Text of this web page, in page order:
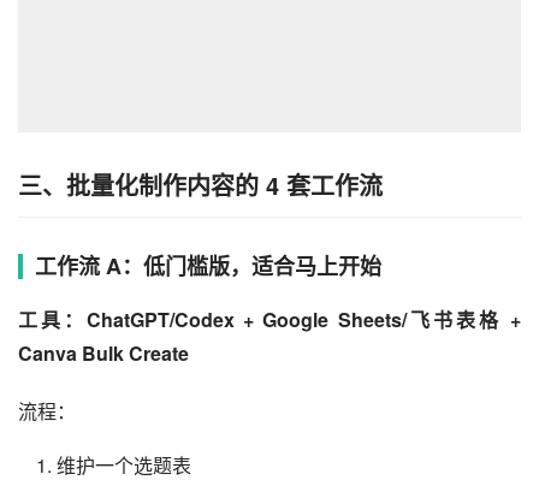
三、批量化制作内容的 4 套工作流
工作流 A：低门槛版，适合马上开始
工具：ChatGPT/Codex + Google Sheets/飞书表格 +
Canva Bulk Create
流程：
维护一个选题表